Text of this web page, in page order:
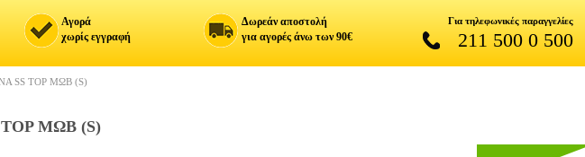
Αγορά
χωρίς εγγραφή
Δωρεάν αποστολή
για αγορές άνω των 90€
Για τηλεφωνικές παραγγελίες
211 500 0 500
SS TOP ΜΩΒ (S)
ΜΩΒ (S)